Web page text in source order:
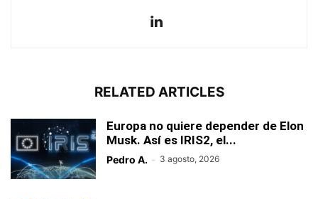
RELATED ARTICLES
Europa no quiere depender de Elon
Musk. Así es IRIS2, el...
Pedro A. - 3 agosto, 2026